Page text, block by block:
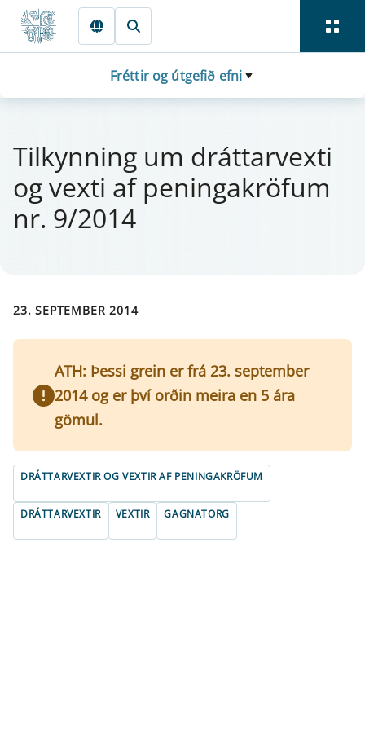
Fara beint í Meginmál
Fréttir og útgefið efni
Til­kynn­ing um drá­tt­a­rvexti
og vexti af pen­inga­krö­f­um
nr. 9/2014
23. SEPTEMBER 2014
ATH: Þessi grein er frá 23. september
2014 og er því orðin meira en 5 ára
gömul.
DRÁTTARVEXTIR OG VEXTIR AF PENINGAKRÖFUM
DRÁTTARVEXTIR VEXTIR GAGNATORG